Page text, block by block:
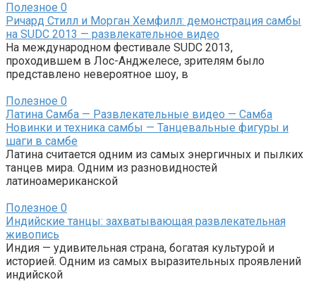
Полезное 0
Ричард Стилл и Морган Хемфилл: демонстрация самбы
на SUDC 2013 — развлекательное видео
На международном фестивале SUDC 2013,
проходившем в Лос-Анджелесе, зрителям было
представлено невероятное шоу, в
Полезное 0
Латина Самба — Развлекательные видео — Самба
Новинки и техника самбы — Танцевальные фигуры и
шаги в самбе
Латина считается одним из самых энергичных и пылких
танцев мира. Одним из разновидностей
латиноамериканской
Полезное 0
Индийские танцы: захватывающая развлекательная
живопись
Индия — удивительная страна, богатая культурой и
историей. Одним из самых выразительных проявлений
индийской